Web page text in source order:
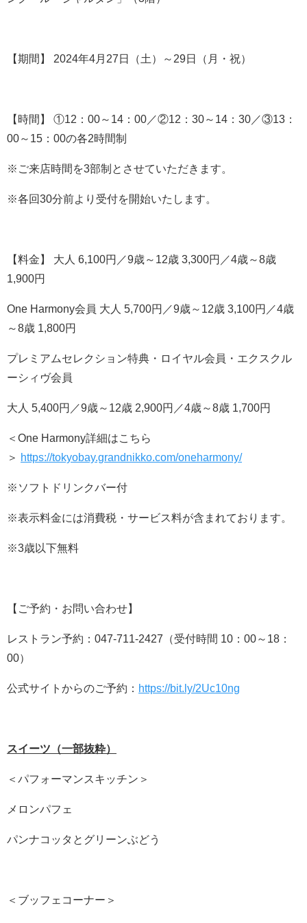
【期間】 2024年4月27日（土）～29日（月・祝）
【時間】 ①12：00～14：00／②12：30～14：30／③13：
00～15：00の各2時間制
※ご来店時間を3部制とさせていただきます。
※各回30分前より受付を開始いたします。
【料金】 大人 6,100円／9歳～12歳 3,300円／4歳～8歳
1,900円
One Harmony会員 大人 5,700円／9歳～12歳 3,100円／4歳
～8歳 1,800円
プレミアムセレクション特典・ロイヤル会員・エクスクル
ーシィヴ会員
大人 5,400円／9歳～12歳 2,900円／4歳～8歳 1,700円
＜One Harmony詳細はこちら
＞ https://tokyobay.grandnikko.com/oneharmony/
※ソフトドリンクバー付
※表示料金には消費税・サービス料が含まれております。
※3歳以下無料
【ご予約・お問い合わせ】
レストラン予約：047-711-2427（受付時間 10：00～18：
00）
公式サイトからのご予約： https://bit.ly/2Uc10ng
スイーツ（一部抜粋）
＜パフォーマンスキッチン＞
メロンパフェ
パンナコッタとグリーンぶどう
＜ブッフェコーナー＞